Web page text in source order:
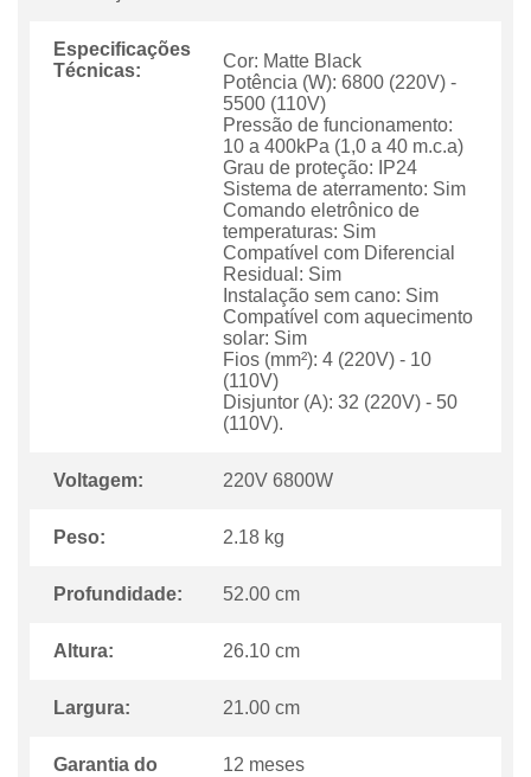
Especificações
Técnicas:
Cor: Matte Black
Potência (W): 6800 (220V) -
5500 (110V)
Pressão de funcionamento:
10 a 400kPa (1,0 a 40 m.c.a)
Grau de proteção: IP24
Sistema de aterramento: Sim
Comando eletrônico de
temperaturas: Sim
Compatível com Diferencial
Residual: Sim
Instalação sem cano: Sim
Compatível com aquecimento
solar: Sim
Fios (mm²): 4 (220V) - 10
(110V)
Disjuntor (A): 32 (220V) - 50
(110V).
Voltagem: 220V 6800W
Peso: 2.18 kg
Profundidade: 52.00 cm
Altura: 26.10 cm
Largura: 21.00 cm
Garantia do
12 meses